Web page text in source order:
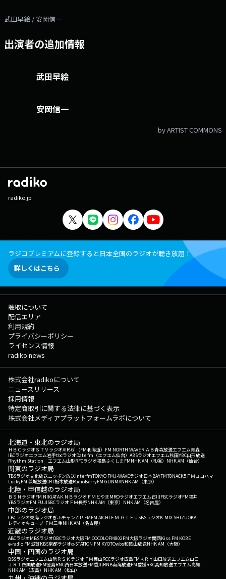
武田早絵 / 安岡信一
出演者の追加情報
武田早絵
安岡信一
by ARTIST COMMONS
radiko.jp
ラジコプレミアムに登録すると日本全国のラジオが聴き放題！
詳しくはこちら
聴取について
配信エリア
利用規約
プライバシーポリシー
ライセンス情報
radiko news
株式会社radikoについて
ニュースリリース
採用情報
特定商取引に関する法律に基づく表示
株式会社メディアプラットフォームラボについて
北海道・東北のラジオ局
ＨＢＣラジオＳＴＶラジオAIR-G'（FM北海道） FM NORTH WAVEＲＡＢ青森放送エフエム青森
IBCラジオエフエム岩手tbcラジオDate fm（エフエム仙台） ABSラジオエフエム秋田YBC山形放送
Rhythm Station エフエム山形RFCラジオ福島ふくしまFMNHK AM（札幌） NHK AM（仙台）
関東のラジオ局
TBSラジオ文化放送ニッポン放送interfmTOKYO FMJ-WAVEラジオ日本BAYFM78NACK5 ＦＭヨコハマ
LuckyFM 茨城放送CRT栃木放送RadioBerryFM GUNMANHK AM（東京）
北陸・甲信越のラジオ局
ＢＳＮラジオFM NIIGATAＫＮＢラジオ ＦＭとやまMROラジオエフエム石川FBCラジオFM福井
YBSラジオFM FUJISBCラジオ ＦＭ長野NHK AM（東京） NHK AM（名古屋）
中部のラジオ局
CBCラジオ東海ラジオぎふチャンZIP-FMFM AICHI ＦＭ ＧＩＦＵ SBSラジオK-MIX SHIZUOKA
レディオキューブ ＦＭ三重NHK AM（名古屋）
近畿のラジオ局
ABCラジオMBSラジオOBCラジオ大阪FM COCOLOFM802FM大阪ラジオ関西Kiss FM KOBE
e-radio FM滋賀KBS京都ラジオα-STATION FM KYOTOwbs和歌山放送NHK AM（大阪）
中国・四国のラジオ局
BSSラジオエフエム山陰ＲＳＫラジオ ＦＭ岡山RCCラジオ広島FM ＫＲＹ山口放送エフエム山口
ＪＲＴ四国放送FM徳島RNC西日本放送FM香川RNB南海放送FM愛媛RKC高知放送エフエム高知
NHK AM（広島） NHK AM（松山）